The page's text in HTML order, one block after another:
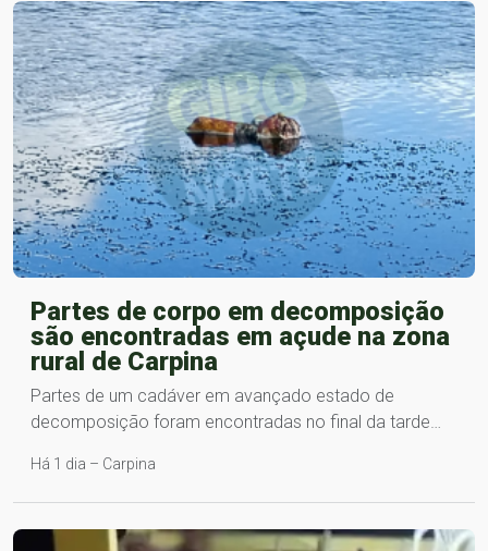
Partes de corpo em decomposição
são encontradas em açude na zona
rural de Carpina
Partes de um cadáver em avançado estado de
decomposição foram encontradas no final da tarde…
Há 1 dia – Carpina